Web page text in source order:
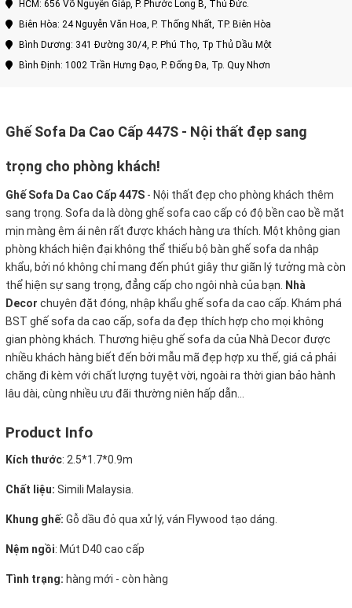
HCM: 656 Võ Nguyên Giáp, P. Phước Long B, Thủ Đức.
Biên Hòa: 24 Nguyễn Văn Hoa, P. Thống Nhất, TP. Biên Hòa
Bình Dương: 341 Đường 30/4, P. Phú Thọ, Tp Thủ Dầu Một
Bình Định: 1002 Trần Hưng Đạo, P. Đống Đa, Tp. Quy Nhơn
Ghế Sofa Da Cao Cấp 447S - Nội thất đẹp sang
trọng cho phòng khách!
Ghế Sofa Da Cao Cấp 447S - Nội thất đẹp cho phòng khách thêm
sang trọng. Sofa da là dòng ghế sofa cao cấp có độ bền cao bề mặt
mịn màng êm ái nên rất được khách hàng ưa thích. Một không gian
phòng khách hiện đại không thể thiếu bộ bàn ghế sofa da nhập
khẩu, bởi nó không chỉ mang đến phút giây thư giãn lý tưởng mà còn
thể hiện sự sang trọng, đẳng cấp cho ngôi nhà của bạn. Nhà
Decor chuyên đặt đóng, nhập khẩu ghế sofa da cao cấp. Khám phá
BST ghế sofa da cao cấp, sofa da đẹp thích hợp cho mọi không
gian phòng khách. Thương hiệu ghế sofa da của Nhà Decor được
nhiều khách hàng biết đến bởi mẫu mã đẹp hợp xu thế, giá cả phải
chăng đi kèm với chất lượng tuyệt vời, ngoài ra thời gian bảo hành
lâu dài, cùng nhiều ưu đãi thường niên hấp dẫn...
Product Info
Kích thước: 2.5*1.7*0.9m
Chất liệu: Simili Malaysia.
Khung ghế: Gỗ dầu đỏ qua xử lý, ván Flywood tạo dáng.
Nệm ngồi: Mút D40 cao cấp
Tình trạng: hàng mới - còn hàng